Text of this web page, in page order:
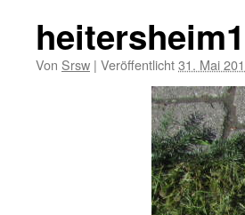
Von Srsw | Veröffentlicht31. Mai